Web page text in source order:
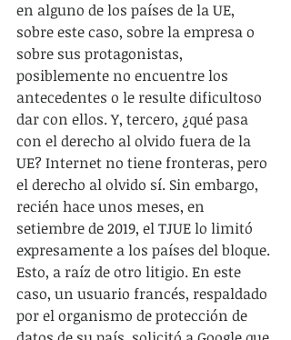
en alguno de los países de la UE,
sobre este caso, sobre la empresa o
sobre sus protagonistas,
posiblemente no encuentre los
antecedentes o le resulte dificultoso
dar con ellos. Y, tercero, ¿qué pasa
con el derecho al olvido fuera de la
UE? Internet no tiene fronteras, pero
el derecho al olvido sí. Sin embargo,
recién hace unos meses, en
setiembre de 2019, el TJUE lo limitó
expresamente a los países del bloque.
Esto, a raíz de otro litigio. En este
caso, un usuario francés, respaldado
por el organismo de protección de